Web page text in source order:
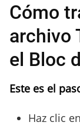
Cómo
archivo
el Bloc
Este es el
Haz clic en